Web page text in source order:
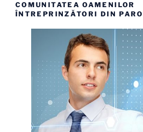
COMUNITATEA OAMENILOR
ÎNTREPRINZĂTORI DIN